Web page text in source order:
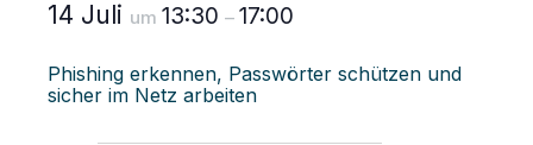
14 Juli um 13:30 – 17:00
Phishing erkennen, Passwörter schützen und
sicher im Netz arbeiten